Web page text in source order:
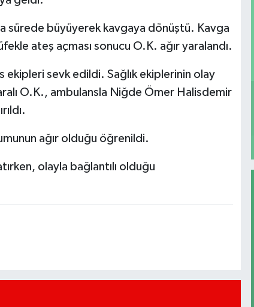
sürede büyüyerek kavgaya dönüştü. Kavga
ateş açması sonucu O.K. ağır yaralandı.
ekipleri sevk edildi. Sağlık ekiplerinin olay
O.K., ambulansla Niğde Ömer Halisdemir
ağır olduğu öğrenildi.
olayla bağlantılı olduğu